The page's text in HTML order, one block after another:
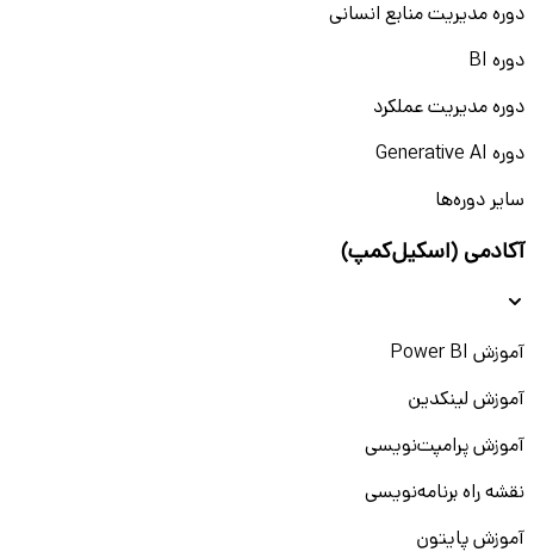
دوره مدیریت منابع انسانی
دوره BI
دوره مدیریت عملکرد
دوره Generative AI
سایر دوره‌ها
آکادمی (اسکیل‌کمپ)
آموزش Power BI
آموزش لینکدین
آموزش پرامپت‌نویسی
نقشه راه برنامه‌نویسی
آموزش پایتون